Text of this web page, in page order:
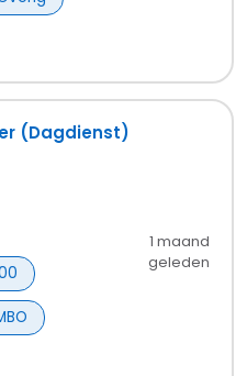
(Dagdienst)
1 maand
geleden